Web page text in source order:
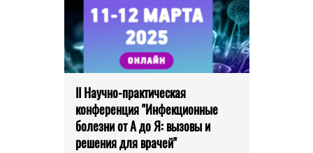
II Научно-практическая
конференция "Инфекционные
болезни от А до Я: вызовы и
решения для врачей"